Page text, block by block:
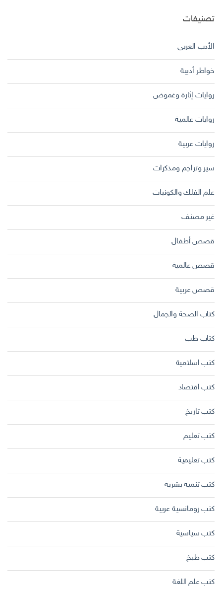
تصنيفات
الأدب العربي
خواطر أدبية
روايات إثارة وغموض
روايات عالمية
روايات عربية
سير وتراجم ومذكرات
علم الفلك والكونيات
غير مصنف
قصص أطفال
قصص عالمية
قصص عربية
كتاب الصحة والجمال
كتاب طب
كتب اسلامية
كتب اقتصاد
كتب تاريخ
كتب تعليم
كتب تعليمية
كتب تنمية بشرية
كتب رومانسية عربية
كتب سياسية
كتب طبخ
كتب علم اللغة